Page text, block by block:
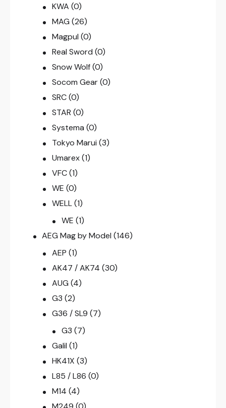
KWA (0)
MAG (26)
Magpul (0)
Real Sword (0)
Snow Wolf (0)
Socom Gear (0)
SRC (0)
STAR (0)
Systema (0)
Tokyo Marui (3)
Umarex (1)
VFC (1)
WE (0)
WELL (1)
WE (1)
AEG Mag by Model (146)
AEP (1)
AK47 / AK74 (30)
AUG (4)
G3 (2)
G36 / SL9 (7)
G3 (7)
Galil (1)
HK41X (3)
L85 / L86 (0)
M14 (4)